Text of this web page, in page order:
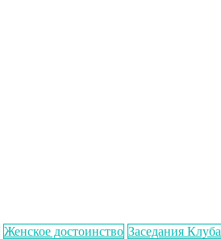
Женское достоинство Заседания Клуба